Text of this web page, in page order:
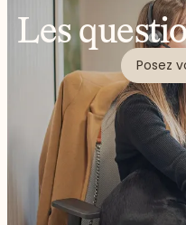
Les
Posez